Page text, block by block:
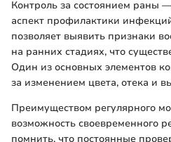
Контроль за состоянием раны
аспект профилактики
позволяет выявить признаки
на ранних стадиях, что
Один из основных элементов
за изменением цвета, отека и
Преимуществом регулярного
возможность своевременного
помнить, что постоянные